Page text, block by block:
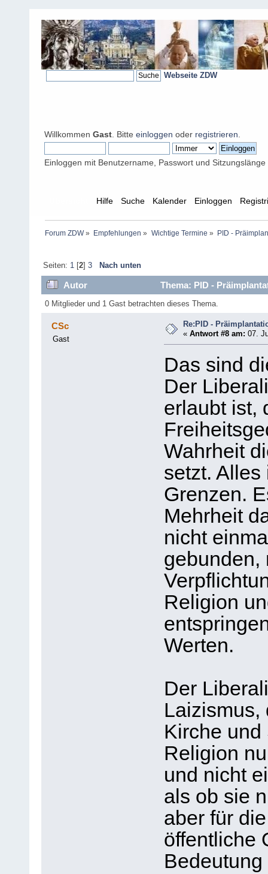
Webseite ZDW
Willkommen Gast . Bitte einloggen oder registrieren
Einloggen mit Benutzername, Passwort und Sitzungslänge
Hilfe Suche Kalender Einloggen
Forum ZDW» Empfehlungen » Wichtige Termine » PID -
Seiten: 1[2] 3 Nach unten
Autor Thema: PID -
0 Mitglieder und 1 Gast betrachten dieses Thema.
CSc
Gast
Re:PID -
«Antwort #8 am: 07.
Das sind
Der
erlaubt ist,
Wahrheit
setzt.
Grenzen.
Mehrheit
nicht
gebunden,
Religion
Werten.
Der
Laizismus,
Kirche und
Religion
und nicht
als ob sie
aber für
öffentliche
Bedeutung